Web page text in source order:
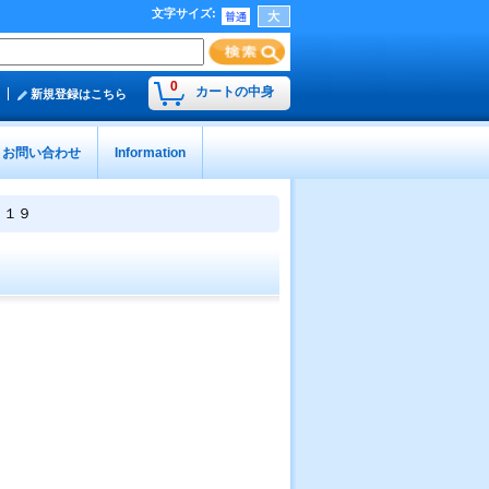
文字サイズ:
0 カートの中身
新規登録はこちら
お問い合わせ Information
９